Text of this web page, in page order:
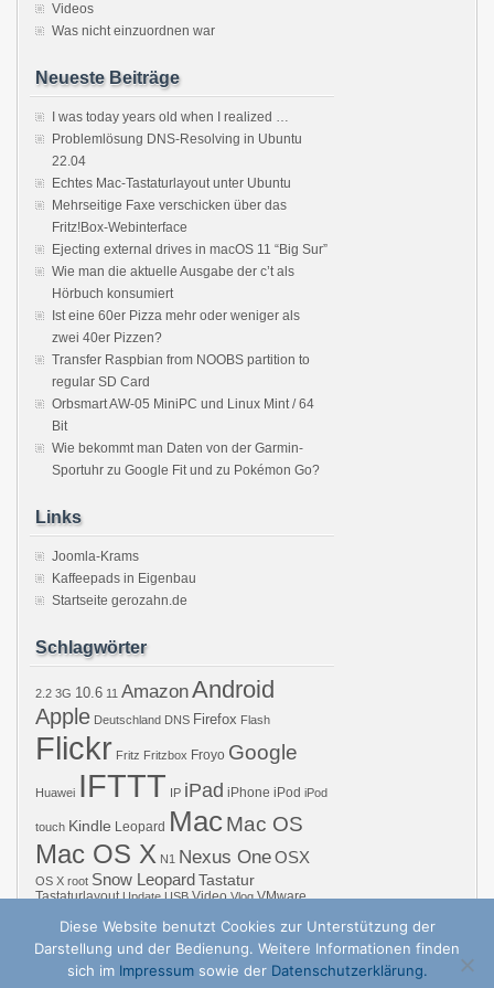
Videos
Was nicht einzuordnen war
Neueste Beiträge
I was today years old when I realized …
Problemlösung DNS-Resolving in Ubuntu
22.04
Echtes Mac-Tastaturlayout unter Ubuntu
Mehrseitige Faxe verschicken über das
Fritz!Box-Webinterface
Ejecting external drives in macOS 11 “Big Sur”
Wie man die aktuelle Ausgabe der c’t als
Hörbuch konsumiert
Ist eine 60er Pizza mehr oder weniger als
zwei 40er Pizzen?
Transfer Raspbian from NOOBS partition to
regular SD Card
Orbsmart AW-05 MiniPC und Linux Mint / 64
Bit
Wie bekommt man Daten von der Garmin-
Sportuhr zu Google Fit und zu Pokémon Go?
Links
Joomla-Krams
Kaffeepads in Eigenbau
Startseite gerozahn.de
Schlagwörter
2.2 3G 10.6 11 AmazonAndroid
Apple Deutschland DNS Firefox Flash
Flickr Fritz Fritzbox Froyo Google
Huawei IFTTT IP iPad iPhone iPod iPod
touch Kindle Leopard MacMac OS
Mac OS X N1 Nexus OneOSX
OS X root Snow LeopardTastatur
Tastaturlayout Update USB Video Vlog VMware
Windows WLAN
Diese Website benutzt Cookies zur Unterstützung der
Darstellung und der Bedienung. Weitere Informationen finden
sich im Impressumsowie der Datenschutzerklärung.